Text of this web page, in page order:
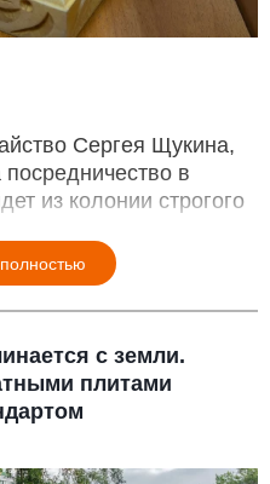
Сергея Щукина,
в
из колонии строгого
с земли.
плитами